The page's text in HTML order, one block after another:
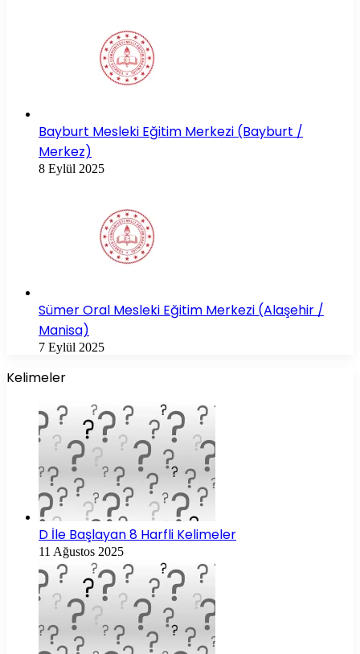
Bayburt Mesleki Eğitim Merkezi (Bayburt /
Merkez)
8 Eylül 2025
Sümer Oral Mesleki Eğitim Merkezi (Alaşehir /
Manisa)
7 Eylül 2025
Kelimeler
D İle Başlayan 8 Harfli Kelimeler
11 Ağustos 2025